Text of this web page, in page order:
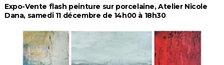
Expo-Vente flash peinture sur porcelaine, Atelier Nicole
Dana, samedi 11 décembre de 14h00 à 18h30